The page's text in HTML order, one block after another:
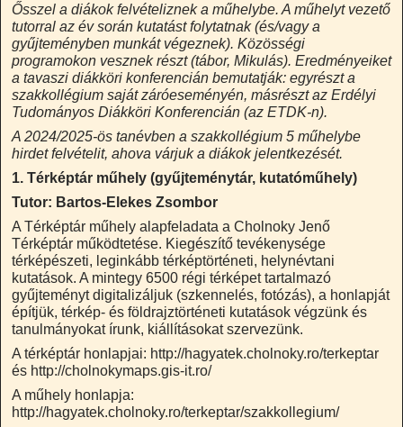
Ősszel a diákok felvételiznek a műhelybe. A műhelyt vezető
tutorral az év során kutatást folytatnak (és/vagy a
gyűjteményben munkát végeznek). Közösségi
programokon vesznek részt (tábor, Mikulás). Eredményeiket
a tavaszi diákköri konferencián bemutatják: egyrészt a
szakkollégium saját záróeseményén, másrészt az Erdélyi
Tudományos Diákköri Konferencián (az ETDK-n).
A 2024/2025-ös tanévben a szakkollégium 5 műhelybe
hirdet felvételit, ahova várjuk a diákok jelentkezését.
1. Térképtár műhely (gyűjteménytár, kutatóműhely)
Tutor: Bartos-Elekes Zsombor
A Térképtár műhely alapfeladata a Cholnoky Jenő
Térképtár működtetése. Kiegészítő tevékenysége
térképészeti, leginkább térképtörténeti, helynévtani
kutatások. A mintegy 6500 régi térképet tartalmazó
gyűjteményt digitalizáljuk (szkennelés, fotózás), a honlapját
építjük, térkép- és földrajztörténeti kutatások végzünk és
tanulmányokat írunk, kiállításokat szervezünk.
A térképtár honlapjai: http://hagyatek.cholnoky.ro/terkeptar
és http://cholnokymaps.gis-it.ro/
A műhely honlapja:
http://hagyatek.cholnoky.ro/terkeptar/szakkollegium/